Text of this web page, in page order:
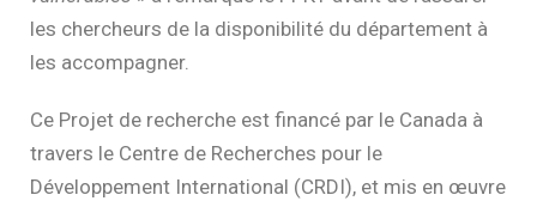
les chercheurs de la disponibilité du département à
les accompagner.
Ce Projet de recherche est financé par le Canada à
travers le Centre de Recherches pour le
Développement International (CRDI), et mis en œuvre